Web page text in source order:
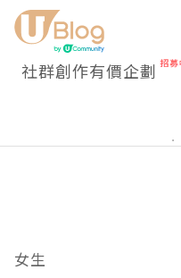
社群創作有價企劃
女生